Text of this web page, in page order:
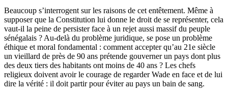
Beaucoup s’interrogent sur les raisons de cet entêtement. Même à
supposer que la Constitution lui donne le droit de se représenter, cela
vaut-il la peine de persister face à un rejet aussi massif du peuple
sénégalais ? Au-delà du problème juridique, se pose un problème
éthique et moral fondamental : comment accepter qu’au 21e siècle
un vieillard de près de 90 ans prétende gouverner un pays dont plus
des deux tiers des habitants ont moins de 40 ans ? Les chefs
religieux doivent avoir le courage de regarder Wade en face et de lui
dire la vérité : il doit partir pour éviter au pays un bain de sang.